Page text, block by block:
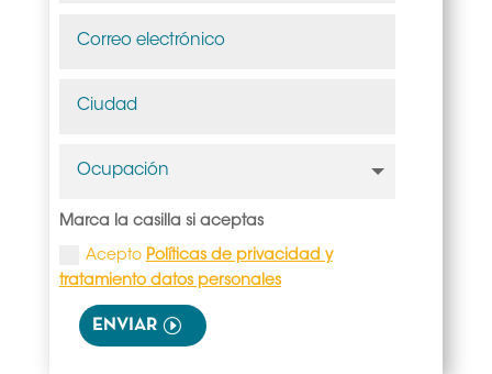
Marca la casilla si aceptas
Acepto Políticas de privacidad y
tratamiento datos personales
ENVIAR